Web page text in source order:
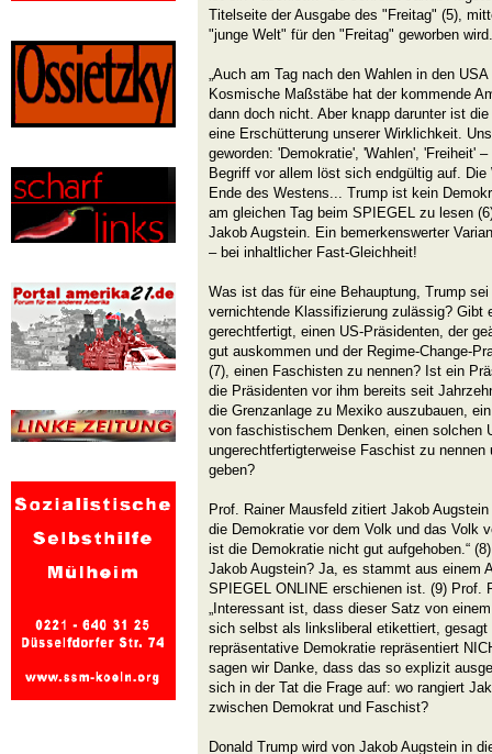
Titelseite der Ausgabe des "Freitag" (5),
"junge Welt" für den "Freitag" geworben wird.
„Auch am Tag nach den Wahlen in den
Kosmische Maßstäbe hat der kommende
dann doch nicht. Aber knapp darunter ist
eine Erschütterung unserer Wirklichkeit.
geworden: 'Demokratie', 'Wahlen', 'Freiheit'
Begriff vor allem löst sich endgültig auf.
Ende des Westens... Trump ist kein
am gleichen Tag beim SPIEGEL zu lesen
Jakob Augstein. Ein bemerkenswerter
– bei inhaltlicher Fast-Gleichheit!
Was ist das für eine Behauptung, Trump
vernichtende Klassifizierung zulässig? Gibt
gerechtfertigt, einen US-Präsidenten, der
gut auskommen und der Regime-Change-
(7), einen Faschisten zu nennen? Ist ein
die Präsidenten vor ihm bereits seit
die Grenzanlage zu Mexiko auszubauen,
von faschistischem Denken, einen solchen
ungerechtfertigterweise Faschist zu
geben?
Prof. Rainer Mausfeld zitiert Jakob
die Demokratie vor dem Volk und das Volk
ist die Demokratie nicht gut aufgehoben.“
Jakob Augstein? Ja, es stammt aus einem
SPIEGEL ONLINE erschienen ist. (9) Prof.
„Interessant ist, dass dieser Satz von
sich selbst als linksliberal etikettiert,
repräsentative Demokratie repräsentiert
sagen wir Danke, dass das so explizit
sich in der Tat die Frage auf: wo rangiert
zwischen Demokrat und Faschist?
Donald Trump wird von Jakob Augstein in